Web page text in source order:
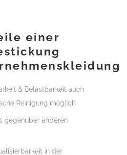
einer
& Belastbarkeit auch
Reinigung möglich
gegenüber anderen
in der